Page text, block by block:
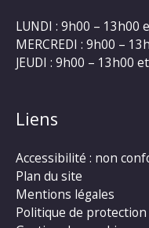
LUNDI : 9h00 – 13h00
MERCREDI : 9h00 –
JEUDI : 9h00 – 13h00
Liens
Accessibilité : non
Plan du site
Mentions légales
Politique de